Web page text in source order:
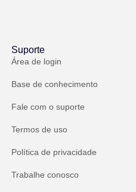
Suporte
Área de login
Base de conhecimento
Fale com o suporte
Termos de uso
Política de privacidade
Trabalhe conosco